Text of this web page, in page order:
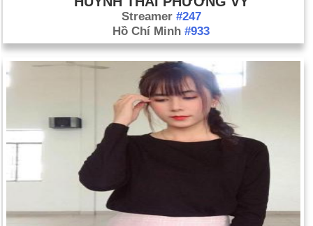
Streamer #247
Hồ Chí Minh #933